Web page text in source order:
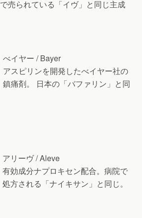
で売られている「イヴ」と同じ主成
べイヤー / Bayer
アスピリンを開発したべイヤー社の
鎮痛剤。 日本の「バファリン」と同
アリーヴ / Aleve
有効成分ナプロキセン配合。病院で
処方される「ナイキサン」と同じ。